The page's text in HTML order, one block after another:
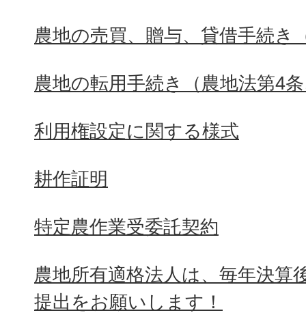
農地の売買、贈与、貸借手続き
農地の転用手続き（農地法第4
利用権設定に関する様式
耕作証明
特定農作業受委託契約
農地所有適格法人は、毎年決算
提出をお願いします！